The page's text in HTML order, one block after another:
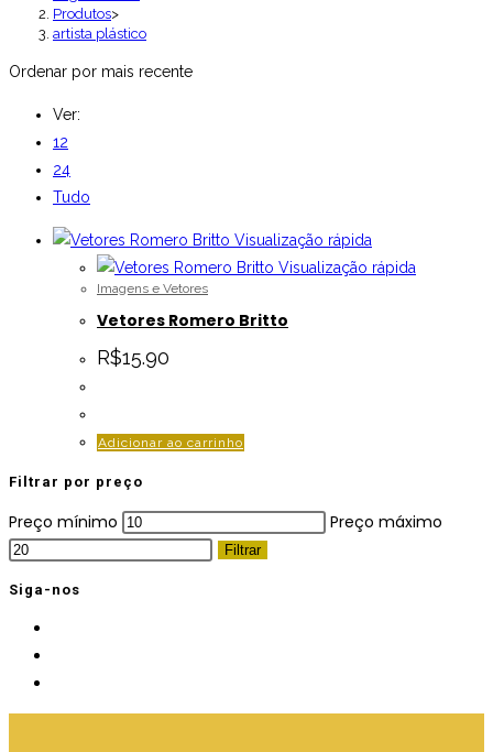
Produtos>
artista plástico
Ordenar por mais recente
Ver:
12
24
Tudo
Visualização rápida
Visualização rápida
Imagens e Vetores
Vetores Romero Britto
R$15.90
Adicionar ao carrinho
Filtrar por preço
Preço mínimo Preço máximo
Filtrar
Siga-nos